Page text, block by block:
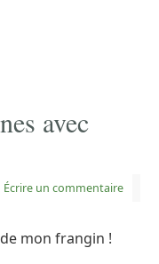
avec
Écrire un commentaire
mon frangin !